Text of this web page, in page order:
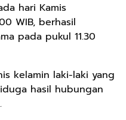
hari Kamis
WIB, berhasil
pada pukul 11.30
kelamin laki-laki yang
hasil hubungan